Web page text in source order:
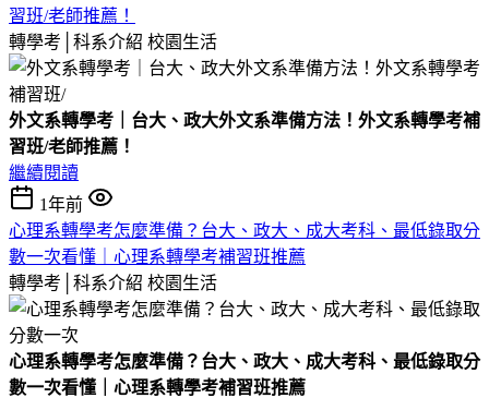
習班/老師推薦！
轉學考│科系介紹 校園生活
外文系轉學考｜台大、政大外文系準備方法！外文系轉學考補
習班/老師推薦！
繼續閱讀
1年前
心理系轉學考怎麼準備？台大、政大、成大考科、最低錄取分
數一次看懂｜心理系轉學考補習班推薦
轉學考│科系介紹 校園生活
心理系轉學考怎麼準備？台大、政大、成大考科、最低錄取分
數一次看懂｜心理系轉學考補習班推薦